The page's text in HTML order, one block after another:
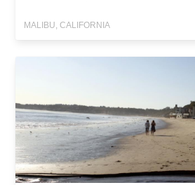
MALIBU, CALIFORNIA